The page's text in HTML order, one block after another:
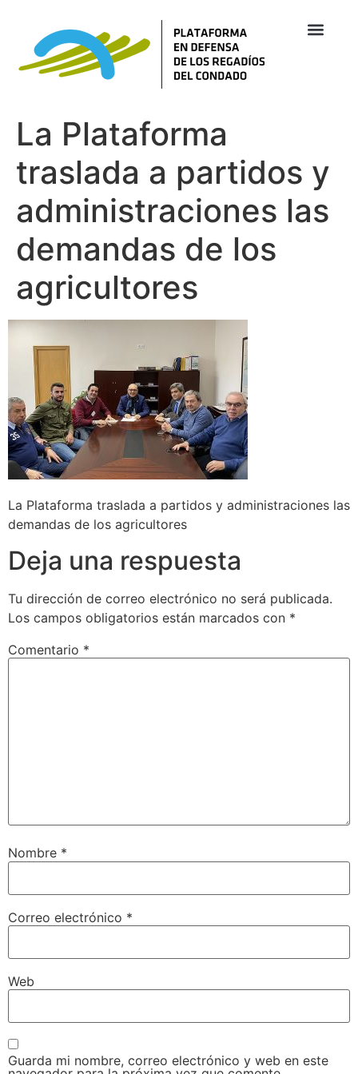
La Plataforma
traslada a partidos y
administraciones las
demandas de los
agricultores
La Plataforma traslada a partidos y administraciones las
demandas de los agricultores
Deja una respuesta
Tu dirección de correo electrónico no será publicada.
Los campos obligatorios están marcados con *
Comentario *
Nombre *
Correo electrónico *
Web
Guarda mi nombre, correo electrónico y web en este